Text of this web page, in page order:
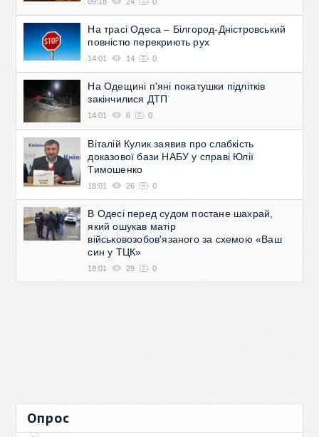
На трасі Одеса – Білгород-Дністровський
повністю перекриють рух
14:01 14 0
На Одещині п'яні покатушки підлітків
закінчилися ДТП
14:01 6 0
Віталій Кулик заявив про слабкість
доказової бази НАБУ у справі Юлії
Тимошенко
18:01 26 0
В Одесі перед судом постане шахрай,
який ошукав матір
військовозобов'язаного за схемою «Ваш
син у ТЦК»
18:01 29 0
Опрос